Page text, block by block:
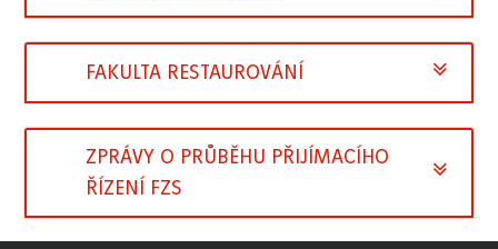
FAKULTA RESTAUROVÁNÍ
ZPRÁVY O PRŮBĚHU PŘIJÍMACÍHO
ŘÍZENÍ FZS